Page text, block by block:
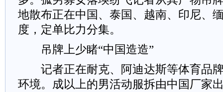
地散布正在中国、泰国、越南、印尼、
度，定单比力分集。
吊牌上少睹“中国造造”
记者正在耐克、阿迪达斯等体育品牌
环境。成以上的男活动服拆由中国厂家